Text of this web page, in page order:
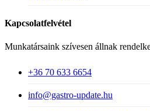
Kapcsolatfelvétel
Munkatársaink szívesen állnak
+36 70 633 6654
info@gastro-update.hu